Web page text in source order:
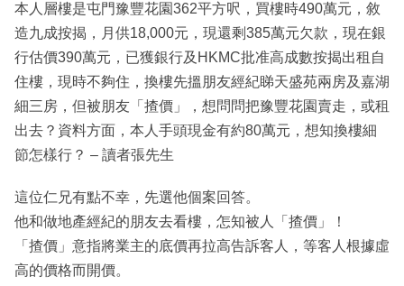
區
本人層樓是屯門豫豐花園362平方呎，買樓時490萬元，敘
造九成按揭，月供18,000元，現還剩385萬元欠款，現在銀
行估價390萬元，已獲銀行及HKMC批准高成數按揭出租自
住樓，現時不夠住，換樓先搵朋友經紀睇天盛苑兩房及嘉湖
細三房，但被朋友「揸價」，想問問把豫豐花園賣走，或租
出去？資料方面，本人手頭現金有約80萬元，想知換樓細
節怎樣行？ – 讀者張先生
這位仁兄有點不幸，先選他個案回答。
他和做地產經紀的朋友去看樓，怎知被人「揸價」！
「揸價」意指將業主的底價再拉高告訴客人，等客人根據虛
高的價格而開價。